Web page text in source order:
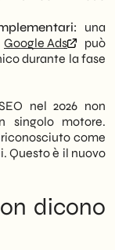
una
Google Ads
può
durante la fase
nel 2026 non
singolo motore.
come
Questo è il nuovo
dicono